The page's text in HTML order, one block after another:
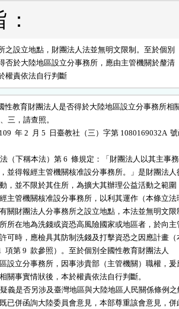
之設立地點，財團法人法並無明文限制。至於個別
否於大陸地區設立分事務所，應由主管機關於釐清
權責依法自行判斷
性教育財團法人是否得於大陸地區設立分事務所相
、三，請查照。
年 2  月 5  日臺教社（三）字第 1080169032A
人法（下稱本法）第 6  條規定：「財團法人以其主事
住所，並得報經主管機關核准設分事務所。」是財團法人
務活動，並不限於其住所，為擴大其辦理公益活動之範圍
得報經主管機關核准設分事務所，以利其運作（本條立法
；而有關財團法人分事務所之設立地點，本法並無明文限
事務所所在地為洗錢或資恐高風險國家或地區者，於向主
設立許可時，應檢具其防制洗錢及打擊資恐之因應計畫（
第 1  項第 9  款參照）。至於個別全國性教育財團法人
陸地區設立分事務所，因事涉貴部（主管機關）職權，爰
清相關事實情狀後，本於權責依法自行判斷。
揭疑義是否另涉及臺灣地區與大陸地區人民關係條例
貴部既已併函詢大陸委員會意見，本部尊重該會意見，併